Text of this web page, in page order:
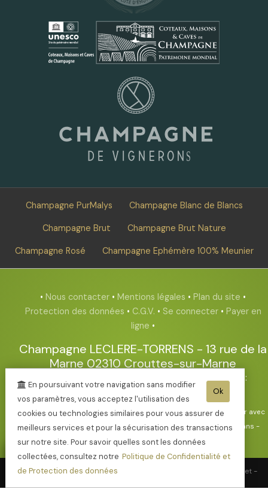
Champagne PurMalys Champagne Blanc de Blancs
Champagne Brut Champagne Brut Nature
Champagne Rosé Champagne Ephémère 100% Meunier
• Nous contacter • Mentions légales • Plan du site •
Protection des données • C.G.V. • Se connecter • Payer en
ligne •
Champagne LECLERE-TORRENS - 13 rue de la
Marne 02310 Crouttes-sur-Marne
- Mob. : 07.77.90.12.15 - Tva. :
FR27408594851 - RCS : 408 594 851
- L'abus d'alcool est dangereux pour la santé, sachez consommer avec
modération - La vente d'alcool est interdite aux mineurs de -18ans -
© 2003-2026 Champagne LECLERE-TORRENS - Réalisation enovanet -
Moteur eChampagne- 4 visiteurs connectés.
Ok
En poursuivant votre navigation sans modifier
vos paramètres, vous acceptez l'utilisation des
cookies ou technologies similaires pour vous assurer de
meilleurs services et pour la sécurisation des transactions
sur notre site. Pour savoir quelles sont les données
collectées, consultez notre Politique de Confidentialité et
de Protection des données